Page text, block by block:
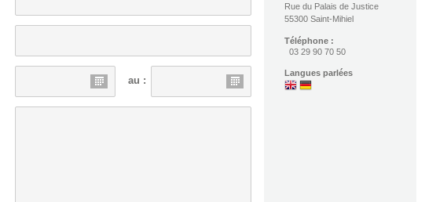
au :
Rue du Palais de Justice
55300 Saint-Mihiel
Téléphone :
03 29 90 70 50
Langues parlées